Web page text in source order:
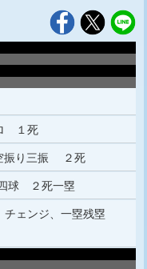
１死
振り三振 ２死
球 ２死一塁
ェンジ、一塁残塁